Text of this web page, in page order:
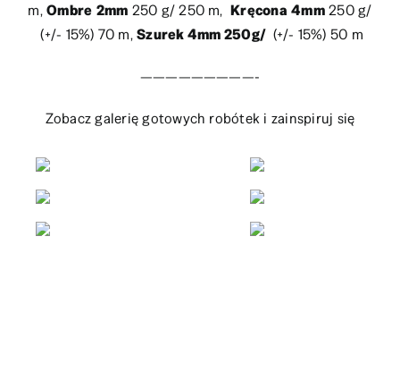
m,Ombre 2mm 250 g/ 250 m,Kręcona 4mm250 g/
(+/- 15%) 70 m,Szurek 4mm 250g/ (+/- 15%) 50 m
—————————-
Zobacz galerię gotowych robótek i zainspiruj się